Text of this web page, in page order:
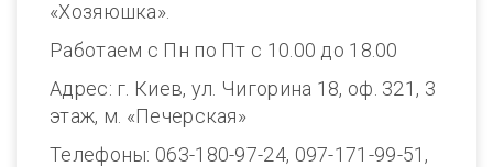
«Хозяюшка».
Работаем с Пн по Пт с 10.00 до 18.00
Адрес: г. Киев, ул. Чигорина 18, оф. 321, 3
этаж, м. «Печерская»
Телефоны: 063-180-97-24, 097-171-99-51,